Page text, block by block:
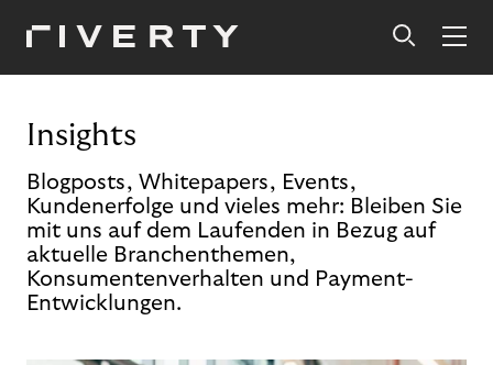
Insights
Blogposts, Whitepapers, Events,
Kundenerfolge und vieles mehr: Bleiben Sie
mit uns auf dem Laufenden in Bezug auf
aktuelle Branchenthemen,
Konsumentenverhalten und Payment-
Entwicklungen.